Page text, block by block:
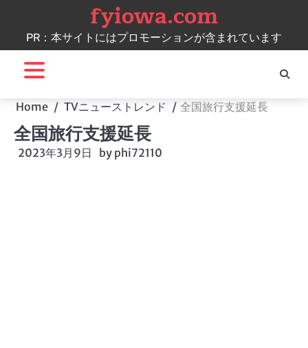
content
fyiowa.com
PR：本サイトにはプロモーションが含まれています
Home TVニューストレンド 全国旅行支援延長
全国旅行支援延長
2023年3月9日 by phi72110